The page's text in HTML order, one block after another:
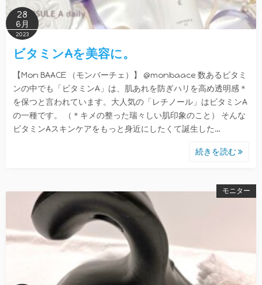
28
6月
2023
ビタミンAを美容に。
【Mon BAACE （モンバーチェ）】 @monbaace 数あるビタミ
ンの中でも「ビタミンA」は、肌あれを防ぎハリを高め透明感＊
を保つと言われています。大人気の「レチノール」はビタミンA
の一種です。 （＊キメの整った瑞々しい肌印象のこと） そんな
ビタミンAスキンケアをもっと身近にしたくて誕生した…
続きを読む
モニター